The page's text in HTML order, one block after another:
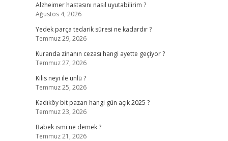
Alzheimer hastasını nasıl uyutabilirim ?
Ağustos 4, 2026
Yedek parça tedarik süresi ne kadardır ?
Temmuz 29, 2026
Kuranda zinanın cezası hangi ayette geçiyor ?
Temmuz 27, 2026
Kilis neyi ile ünlü ?
Temmuz 25, 2026
Kadıköy bit pazarı hangi gün açık 2025 ?
Temmuz 23, 2026
Babek ismi ne demek ?
Temmuz 21, 2026